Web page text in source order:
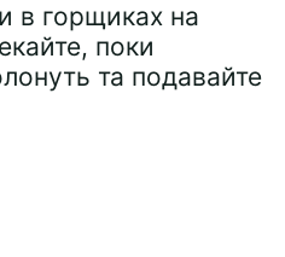
в горщиках на
поки
та подавайте